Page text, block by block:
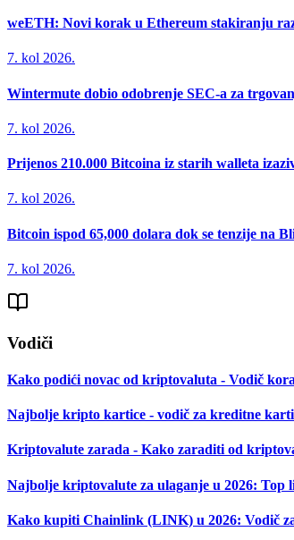
weETH: Novi korak u Ethereum stakiranju
7. kol 2026.
Wintermute dobio odobrenje SEC-a za
7. kol 2026.
Prijenos 210.000 Bitcoina iz starih walleta
7. kol 2026.
Bitcoin ispod 65,000 dolara dok se tenzije na
7. kol 2026.
Vodiči
Kako podići novac od kriptovaluta - Vodič
Najbolje kripto kartice - vodič za kreditne
Kriptovalute zarada - Kako zaraditi od
Najbolje kriptovalute za ulaganje u 2026: Top
Kako kupiti Chainlink (LINK) u 2026: Vodič